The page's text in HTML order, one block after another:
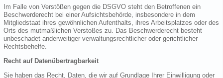
Im Falle von Verstößen gegen die DSGVO steht den Betroffenen ein
Beschwerderecht bei einer Aufsichtsbehörde, insbesondere in dem
Mitgliedstaat ihres gewöhnlichen Aufenthalts, ihres Arbeitsplatzes oder des
Orts des mutmaßlichen Verstoßes zu. Das Beschwerderecht besteht
unbeschadet anderweitiger verwaltungsrechtlicher oder gerichtlicher
Rechtsbehelfe.
Recht auf Datenübertragbarkeit
Sie haben das Recht, Daten, die wir auf Grundlage Ihrer Einwilligung oder